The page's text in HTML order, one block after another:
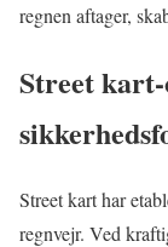
regnen aftager,
Street kart-
Street kart har
regnvejr. Ved